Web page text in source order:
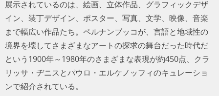
展示されているのは、絵画、立体作品、グラフィックデザ
イン、装丁デザイン、ポスター、写真、文学、映像、音楽
まで幅広い作品たち。ペルナンブッコが、言語と地域性の
境界を壊してさまざまなアートの探求の舞台だった時代だ
という1900年～1980年のさまざまな表現が約450点、クラ
リッサ・ヂニスとパウロ・エルケノッフィのキュレーショ
ンで紹介されている。